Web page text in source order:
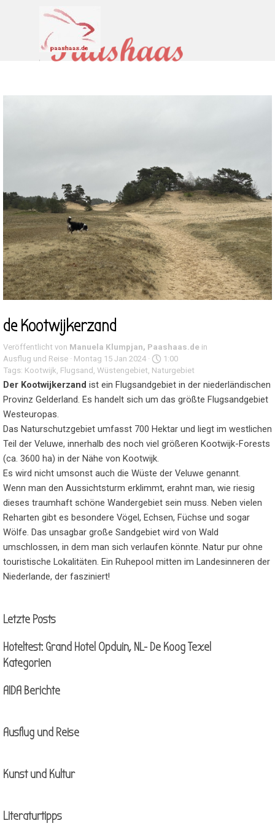
Menü überspringen
de Kootwijkerzand
Veröffentlicht von Manuela Klumpjan, Paashaas.de in
Ausflug und Reise · Montag 15 Jan 2024 ·
1:00
Tags: Kootwijk, Flugsand , Wüstengebiet, Naturgebiet
Der Kootwijkerzand ist ein Flugsandgebiet in der niederländischen
Provinz Gelderland. Es handelt sich um das größte Flugsandgebiet
Westeuropas.
Das Naturschutzgebiet umfasst 700 Hektar und liegt im westlichen
Teil der Veluwe, innerhalb des noch viel größeren Kootwijk-Forests
(ca. 3600 ha) in der Nähe von Kootwijk.
Es wird nicht umsonst auch die Wüste der Veluwe genannt.
Wenn man den Aussichtsturm erklimmt, erahnt man, wie riesig
dieses traumhaft schöne Wandergebiet sein muss. Neben vielen
Reharten gibt es besondere Vögel, Echsen, Füchse und sogar
Wölfe. Das unsagbar große Sandgebiet wird von Wald
umschlossen, in dem man sich verlaufen könnte. Natur pur ohne
touristische Lokalitäten. Ein Ruhepool mitten im Landesinneren der
Niederlande, der fasziniert!
Block überspringen Letzte Posts
Letzte Posts
Hoteltest: Grand Hotel Opduin, NL- De Koog Texel
Block überspringen Kategorien
Kategorien
AIDA Berichte
Ausflug und Reise
Kunst und Kultur
Literaturtipps